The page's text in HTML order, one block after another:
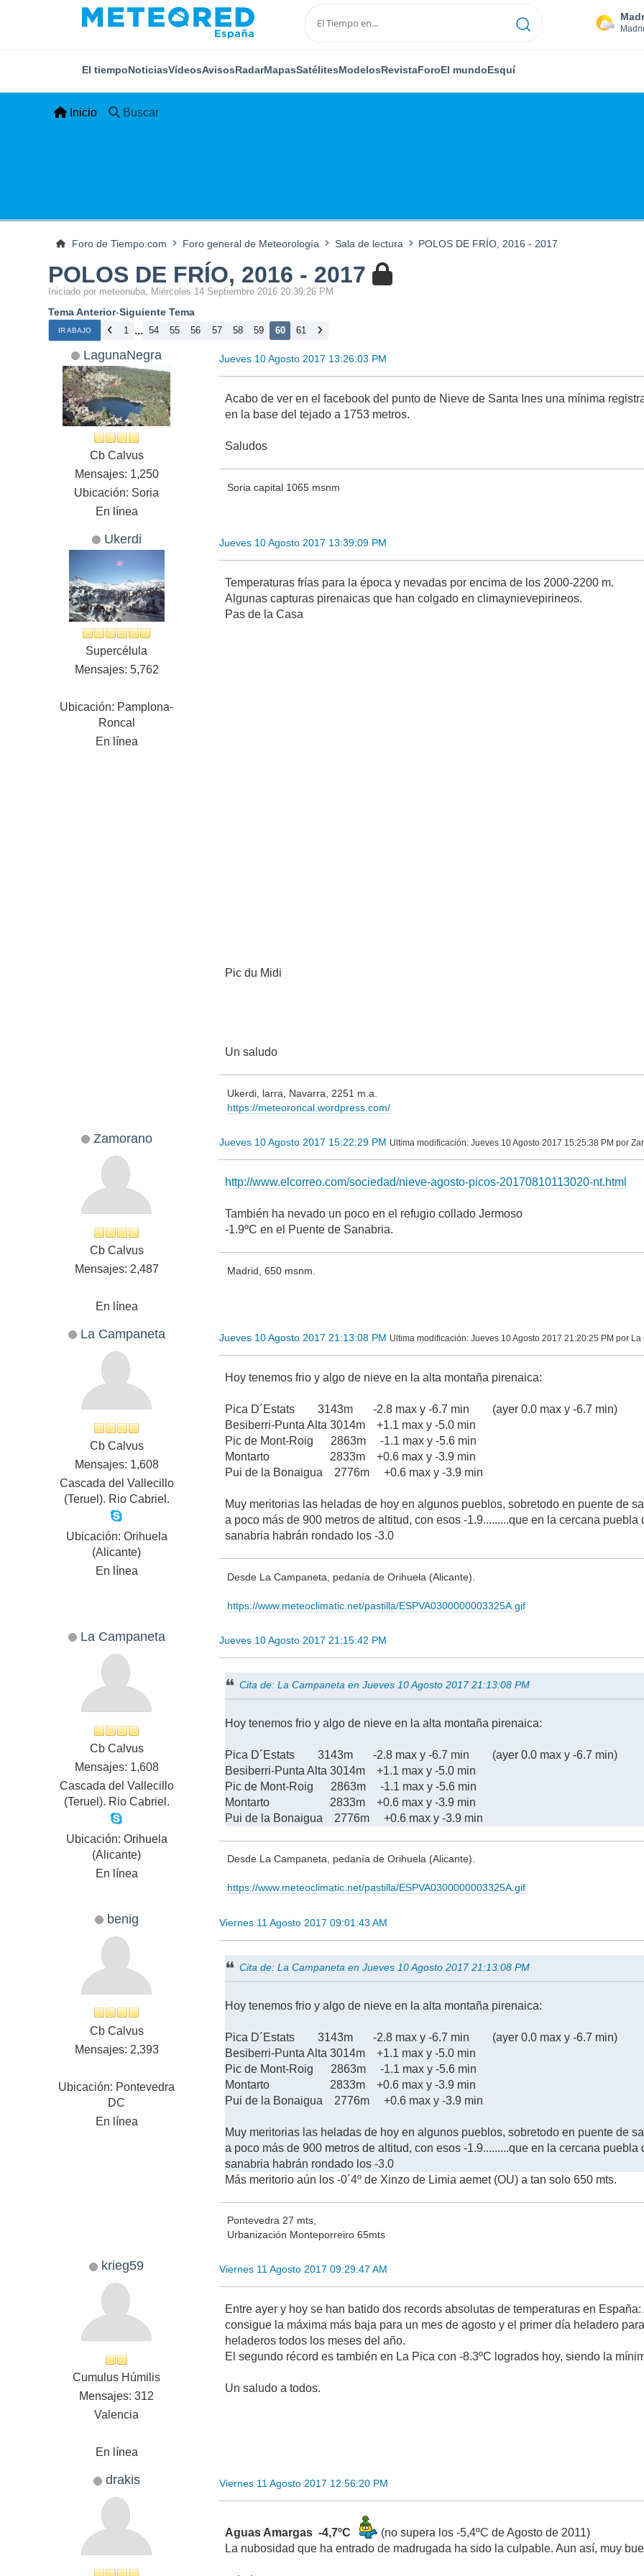
El tiempoNoticiasVídeosAvisosRadarMapasSatélitesModelosRevistaForoEl mundoEsquí
Inicio Buscar
Foro de Tiempo.com Foro general de Meteorología Sala de lectura POLOS DE FRÍO, 2016 - 2017
POLOS DE FRÍO, 2016 - 2017
Iniciado por meteonuba, Miércoles 14 Septiembre 2016 20:39:26 PM
Tema Anterior-Siguiente Tema
IR ABAJO 1 ... 54 55 56 57 58 59 60 61
LagunaNegra
Cb Calvus
Mensajes: 1,250
Ubicación: Soria
En línea
Jueves 10 Agosto 2017 13:26:03 PM
Acabo de ver en el facebook del punto de Nieve de Santa Ines una mínima
en la base del tejado a 1753 metros.
Saludos
Soria capital 1065 msnm
Ukerdi
Supercélula
Mensajes: 5,762
Ubicación: Pamplona-
Roncal
En línea
Jueves 10 Agosto 2017 13:39:09 PM
Temperaturas frías para la época y nevadas por encima de los 2000-2200 m.
Algunas capturas pirenaicas que han colgado en climaynievepirineos.
Pas de la Casa
Pic du Midi
Un saludo
Ukerdi, larra, Navarra, 2251 m.a.
https://meteoroncal.wordpress.com/
Zamorano
Cb Calvus
Mensajes: 2,487
En línea
Jueves 10 Agosto 2017 15:22:29 PM Ultima modificación: Jueves 10 Agosto 2017 15:25:38 PM por
http://www.elcorreo.com/sociedad/nieve-agosto-picos-20170810113020-nt.html
También ha nevado un poco en el refugio collado Jermoso
-1.9ºC en el Puente de Sanabria.
Madrid, 650 msnm.
La Campaneta
Cb Calvus
Mensajes: 1,608
Cascada del Vallecillo
(Teruel). Rio Cabriel.
Ubicación: Orihuela
(Alicante)
En línea
Jueves 10 Agosto 2017 21:13:08 PM Ultima modificación: Jueves 10 Agosto 2017 21:20:25 PM por
Hoy tenemos frio y algo de nieve en la alta montaña pirenaica:
Pica D´Estats 3143m -2.8 max y -6.7 min (ayer 0.0 max y -6.7 min)
Besiberri-Punta Alta 3014m +1.1 max y -5.0 min
Pic de Mont-Roig 2863m -1.1 max y -5.6 min
Montarto 2833m +0.6 max y -3.9 min
Pui de la Bonaigua 2776m +0.6 max y -3.9 min
Muy meritorias las heladas de hoy en algunos pueblos, sobretodo en puente de
a poco más de 900 metros de altitud, con esos -1.9.........que en la cercana puebla
sanabria habrán rondado los -3.0
Desde La Campaneta, pedanía de Orihuela (Alicante).
https://www.meteoclimatic.net/pastilla/ESPVA0300000003325A.gif
La Campaneta
Cb Calvus
Mensajes: 1,608
Cascada del Vallecillo
(Teruel). Rio Cabriel.
Ubicación: Orihuela
(Alicante)
En línea
Jueves 10 Agosto 2017 21:15:42 PM
Cita de: La Campaneta en Jueves 10 Agosto 2017 21:13:08 PM
Hoy tenemos frio y algo de nieve en la alta montaña pirenaica:
Pica D´Estats 3143m -2.8 max y -6.7 min (ayer 0.0 max y -6.7 min)
Besiberri-Punta Alta 3014m +1.1 max y -5.0 min
Pic de Mont-Roig 2863m -1.1 max y -5.6 min
Montarto 2833m +0.6 max y -3.9 min
Pui de la Bonaigua 2776m +0.6 max y -3.9 min
Desde La Campaneta, pedanía de Orihuela (Alicante).
https://www.meteoclimatic.net/pastilla/ESPVA0300000003325A.gif
benig
Cb Calvus
Mensajes: 2,393
Ubicación: Pontevedra
DC
En línea
Viernes 11 Agosto 2017 09:01:43 AM
Cita de: La Campaneta en Jueves 10 Agosto 2017 21:13:08 PM
Hoy tenemos frio y algo de nieve en la alta montaña pirenaica:
Pica D´Estats 3143m -2.8 max y -6.7 min (ayer 0.0 max y -6.7 min)
Besiberri-Punta Alta 3014m +1.1 max y -5.0 min
Pic de Mont-Roig 2863m -1.1 max y -5.6 min
Montarto 2833m +0.6 max y -3.9 min
Pui de la Bonaigua 2776m +0.6 max y -3.9 min
Muy meritorias las heladas de hoy en algunos pueblos, sobretodo en puente de
a poco más de 900 metros de altitud, con esos -1.9.........que en la cercana puebla
sanabria habrán rondado los -3.0
Más meritorio aún los -0´4º de Xinzo de Limia aemet (OU) a tan solo 650 mts.
Pontevedra 27 mts,
Urbanización Monteporreiro 65mts
krieg59
Cumulus Húmilis
Mensajes: 312
Valencia
En línea
Viernes 11 Agosto 2017 09:29:47 AM
Entre ayer y hoy se han batido dos records absolutas de temperaturas en
consigue la máxima más baja para un mes de agosto y el primer día heladero
heladeros todos los meses del año.
El segundo récord es también en La Pica con -8.3ºC logrados hoy, siendo la
Un saludo a todos.
drakis Viernes 11 Agosto 2017 12:56:20 PM
Aguas Amargas -4,7ºC
(no supera los -5,4ºC de Agosto de 2011)
La nubosidad que ha entrado de madrugada ha sido la culpable. Aun así, muy